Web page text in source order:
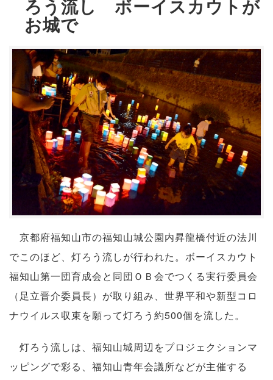
ろう流し ボーイスカウトが
お城で
京都府福知山市の福知山城公園内昇龍橋付近の法川
でこのほど、灯ろう流しが行われた。ボーイスカウト
福知山第一団育成会と同団ＯＢ会でつくる実行委員会
（足立晋介委員長）が取り組み、世界平和や新型コロ
ナウイルス収束を願って灯ろう約500個を流した。
灯ろう流しは、福知山城周辺をプロジェクションマ
ッピングで彩る、福知山青年会議所などが主催する